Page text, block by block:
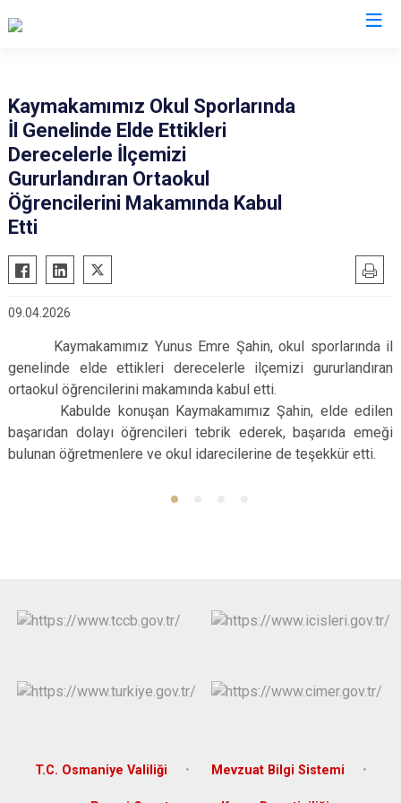
Bahçe
Düziçi
Hasanbeyli
Kadirli
Sumbas
Toprakkale
Kaymakamımız Okul Sporlarında
İl Genelinde Elde Ettikleri
Derecelerle İlçemizi
Gururlandıran Ortaokul
Öğrencilerini Makamında Kabul
Etti
09.04.2026
Kaymakamımız Yunus Emre Şahin, okul sporlarında il
genelinde elde ettikleri derecelerle ilçemizi gururlandıran
ortaokul öğrencilerini makamında kabul etti.
Kabulde konuşan Kaymakamımız Şahin, elde edilen
başarıdan dolayı öğrencileri tebrik ederek, başarıda emeği
bulunan öğretmenlere ve okul idarecilerine de teşekkür etti.
T.C. Osmaniye Valiliği Mevzuat Bilgi Sistemi